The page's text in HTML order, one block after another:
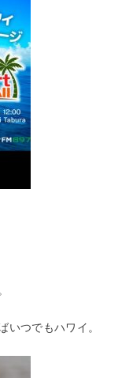
いつでもハワイ。